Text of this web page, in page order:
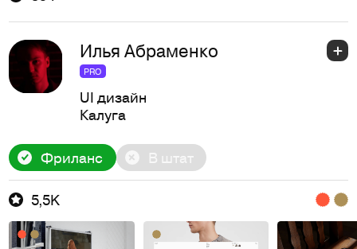
Илья Абраменко
PRO
UI дизайн
Калуга
Фриланс В штат
5,5K